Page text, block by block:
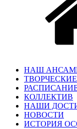
НАШ
КОЛЛЕКТИВ
НАШИ
НОВОСТИ
ИСТОРИЯ